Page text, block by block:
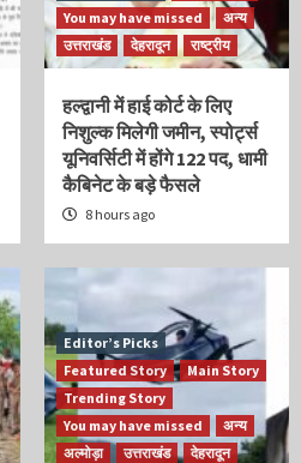
You may have missed
अन्य
उत्तराखंड
देहरादून राष्ट्रीय
हल्द्वानी में हाई कोर्ट के लिए
निशुल्क मिलेगी जमीन, स्पोर्ट्स
यूनिवर्सिटी में होंगे 122 पद, धामी
कैबिनेट के बड़े फैसले
8 hours ago
Editor’s Picks
Featured Story
Main Story
Trending Story
You may have missed
अन्य
अल्मोड़ा
उत्तराखंड
देहरादून